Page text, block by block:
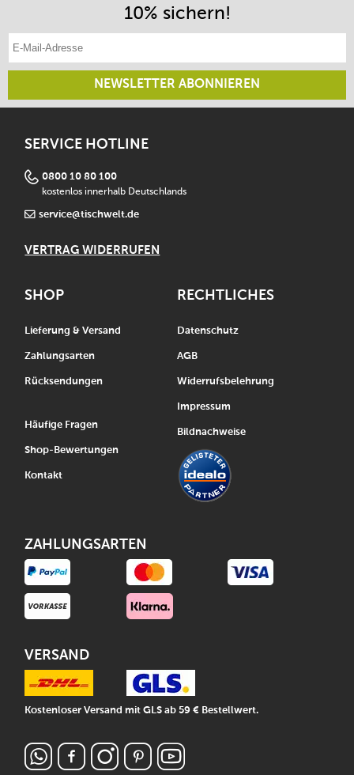
10% sichern!
NEWSLETTER ABONNIEREN
SERVICE HOTLINE
0800 10 80 100
kostenlos innerhalb Deutschlands
service@tischwelt.de
VERTRAG WIDERRUFEN
SHOP
Lieferung & Versand
Zahlungsarten
Rücksendungen
Häufige Fragen
Shop-Bewertungen
Kontakt
RECHTLICHES
Datenschutz
AGB
Widerrufsbelehrung
Impressum
Bildnachweise
ZAHLUNGSARTEN
VERSAND
Kostenloser Versand mit GLS ab 59 € Bestellwert.